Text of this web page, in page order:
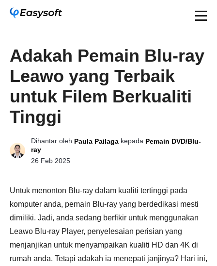
Adakah Pemain Blu-ray
Leawo yang Terbaik
untuk Filem Berkualiti
Tinggi
Dihantar oleh Paula Pailaga kepada Pemain DVD/Blu-
ray
26 Feb 2025
Untuk menonton Blu-ray dalam kualiti tertinggi pada
komputer anda, pemain Blu-ray yang berdedikasi mesti
dimiliki. Jadi, anda sedang berfikir untuk menggunakan
Leawo Blu-ray Player, penyelesaian perisian yang
menjanjikan untuk menyampaikan kualiti HD dan 4K di
rumah anda. Tetapi adakah ia menepati janjinya? Hari ini,